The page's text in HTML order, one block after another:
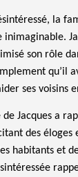
la
inimaginable.
son rôle
qu’il
ses voisins
de Jacques a
des éloges
habitants et